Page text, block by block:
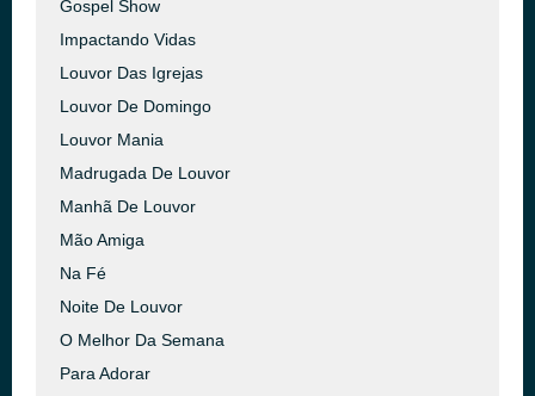
Gospel Show
Impactando Vidas
Louvor Das Igrejas
Louvor De Domingo
Louvor Mania
Madrugada De Louvor
Manhã De Louvor
Mão Amiga
Na Fé
Noite De Louvor
O Melhor Da Semana
Para Adorar